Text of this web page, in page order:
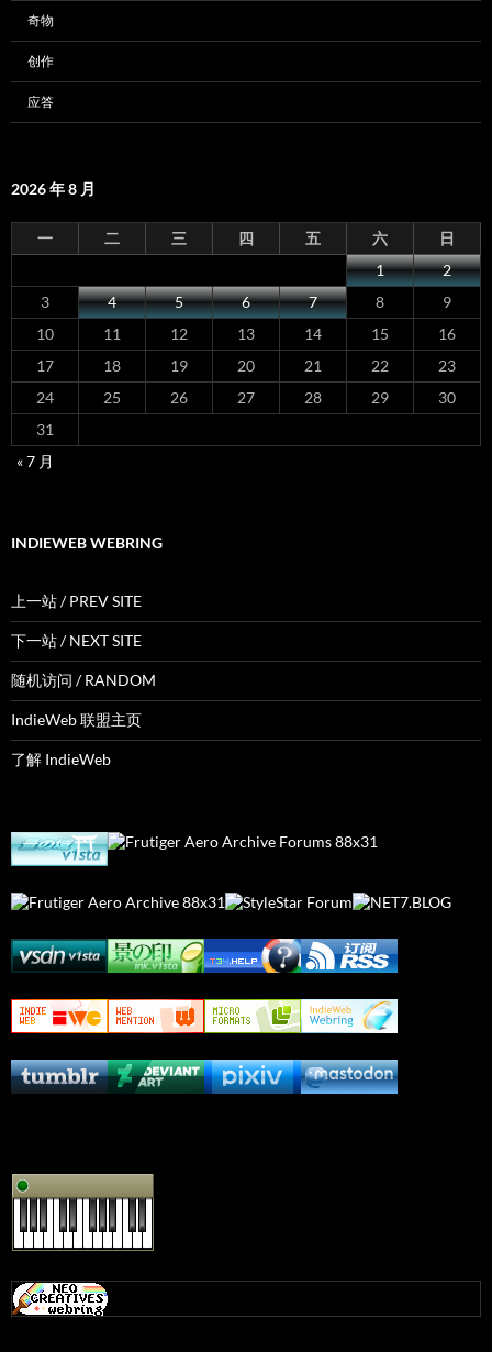
奇物
创作
应答
2026 年 8 月
一 二 三 四 五 六
日
1
2
3
4 5 6 7 8
9
10
11 12 13 14 15
16
17
18 19 20 21 22
23
24
25 26 27 28 29
30
31
« 7 月
INDIEWEB WEBRING
上一站 / PREV SITE
下一站 / NEXT SITE
随机访问 / RANDOM
IndieWeb 联盟主页
了解 IndieWeb